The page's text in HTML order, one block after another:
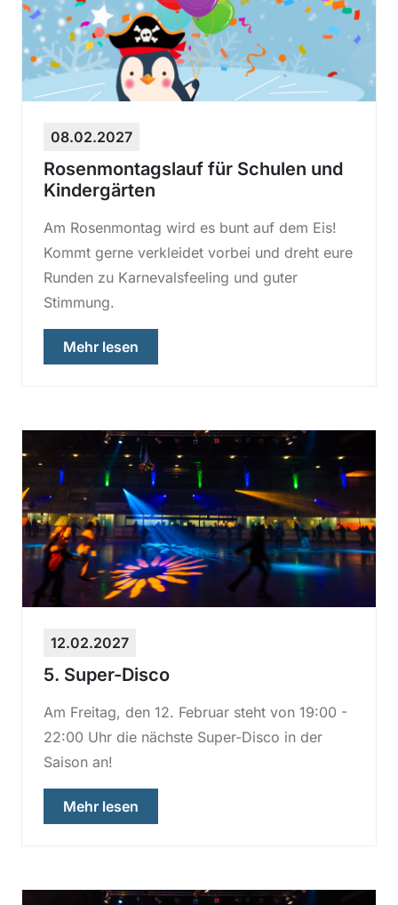
08.02.2027
Rosenmontagslauf für Schulen und
Kindergärten
Am Rosenmontag wird es bunt auf dem Eis!
Kommt gerne verkleidet vorbei und dreht eure
Runden zu Karnevalsfeeling und guter
Stimmung.
Mehr lesen
12.02.2027
5. Super-Disco
Am Freitag, den 12. Februar steht von 19:00 -
22:00 Uhr die nächste Super-Disco in der
Saison an!
Mehr lesen